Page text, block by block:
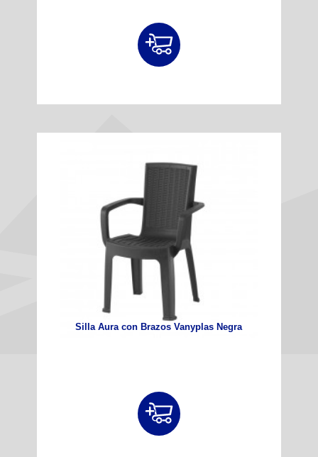
Silla Aura con Brazos Vanyplas Negra